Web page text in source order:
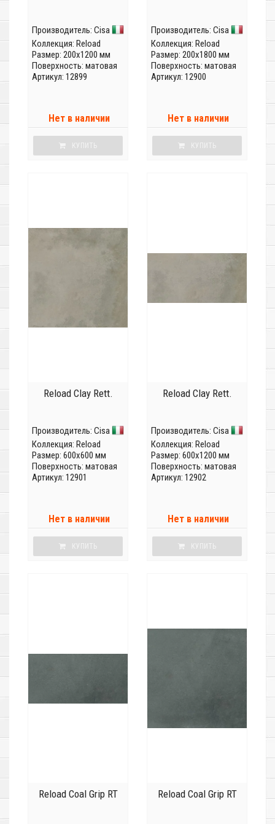
Производитель: Cisa
Коллекция: Reload
Размер: 200x1200 мм
Поверхность: матовая
Артикул: 12899
Нет в наличии
КУПИТЬ
Производитель: Cisa
Коллекция: Reload
Размер: 200x1800 мм
Поверхность: матовая
Артикул: 12900
Нет в наличии
КУПИТЬ
Reload Clay Rett.
Производитель: Cisa
Коллекция: Reload
Размер: 600x600 мм
Поверхность: матовая
Артикул: 12901
Нет в наличии
КУПИТЬ
Reload Clay Rett.
Производитель: Cisa
Коллекция: Reload
Размер: 600x1200 мм
Поверхность: матовая
Артикул: 12902
Нет в наличии
КУПИТЬ
Reload Coal Grip RT Reload Coal Grip RT